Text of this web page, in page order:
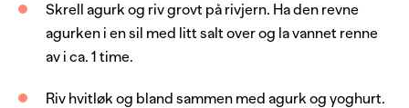
1 stk
agurk
1 fedd
hvitløk
Skrell agurk og riv grovt på rivjern. Ha den revne
agurken i en sil med litt salt over og la vannet renne
av i ca. 1 time.
Riv hvitløk og bland sammen med agurk og yoghurt.